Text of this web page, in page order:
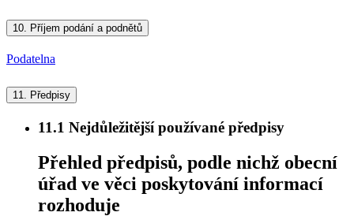
10. Příjem podání a podnětů
Podatelna
11. Předpisy
11.1 Nejdůležitější používané předpisy
Přehled předpisů, podle nichž obecní
úřad ve věci poskytování informací
rozhoduje